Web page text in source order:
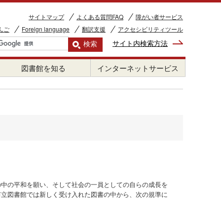
サイトマップ よくある質問FAQ
障がい者サービス
ご
Foreign language 翻訳支援 アクセシビリティツール
サイト内検索方法
図書館を知る インターネットサービス
の平和を願い、そして社会の一員としての自らの成長を
図書館では新しく受け入れた図書の中から、次の規準に